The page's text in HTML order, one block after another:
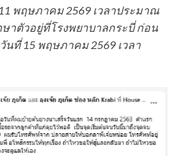
พฤษภาคม 2569 เวลาประมาณ
าตัวอยู่ที่โรงพยาบาลกระบี่ ก่อน
นที่ 15 พฤษภาคม 2569 เวลา